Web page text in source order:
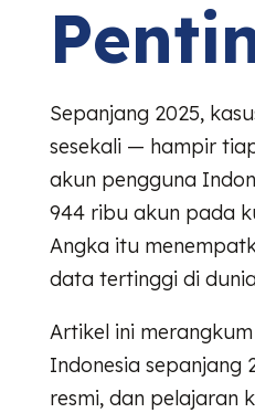
Sepanjang 2025,
sesekali — hampir
akun pengguna
944 ribu akun pada
Angka itu
data tertinggi di
Artikel ini
Indonesia sepanjang
resmi, dan pelajaran